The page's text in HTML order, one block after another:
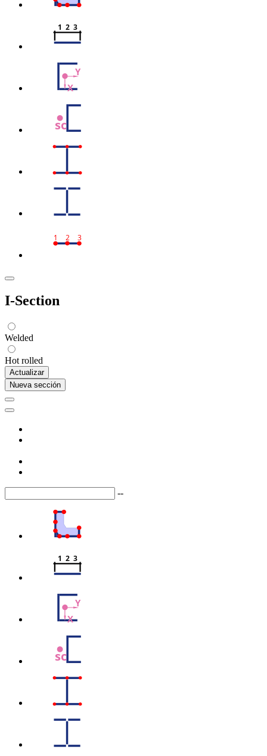
1  2  3
Y
X
sc
1 2 3
I-Section
Welded
Hot rolled
Actualizar
Nueva sección
--
1  2  3
Y
X
sc